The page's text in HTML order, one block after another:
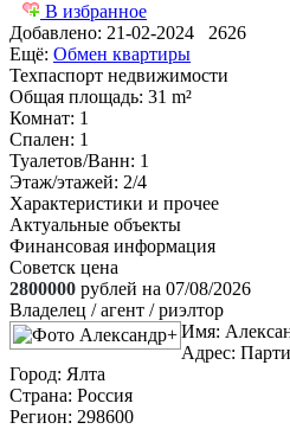
В избранное
Добавлено: 21-02-2024 2626
Ещё: Обмен квартиры
Техпаспорт недвижимости
Общая площадь: 31 m²
Комнат: 1
Спален: 1
Туалетов/Ванн: 1
Этаж/этажей: 2/4
Характеристики и прочее
Актуальные объекты
Финансовая информация
Советск цена
2800000 рублей на 07/08/2026
Владелец / агент / риэлтор
Имя:
Адрес:
Город: Ялта
Страна: Россия
Регион: 298600